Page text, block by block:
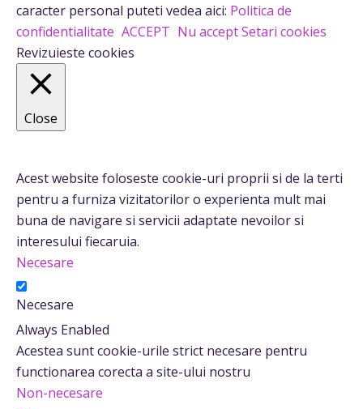
caracter personal puteti vedea aici: Politica de
confidentialitate ACCEPT Nu acceptSetari cookies
Revizuieste cookies
Close
Acest website foloseste cookie-uri proprii si de la terti
pentru a furniza vizitatorilor o experienta mult mai
buna de navigare si servicii adaptate nevoilor si
interesului fiecaruia.
Necesare
Necesare
Always Enabled
Acestea sunt cookie-urile strict necesare pentru
functionarea corecta a site-ului nostru
Non-necesare